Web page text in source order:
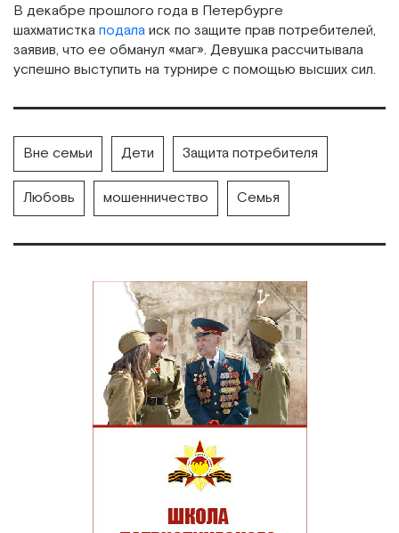
В декабре прошлого года в Петербурге
шахматисткаподалаиск по защите прав потребителей,
заявив, что ее обманул «маг». Девушка рассчитывала
успешно выступить на турнире с помощью высших сил.
Вне семьи Дети Защита потребителя
Любовь мошенничество Семья